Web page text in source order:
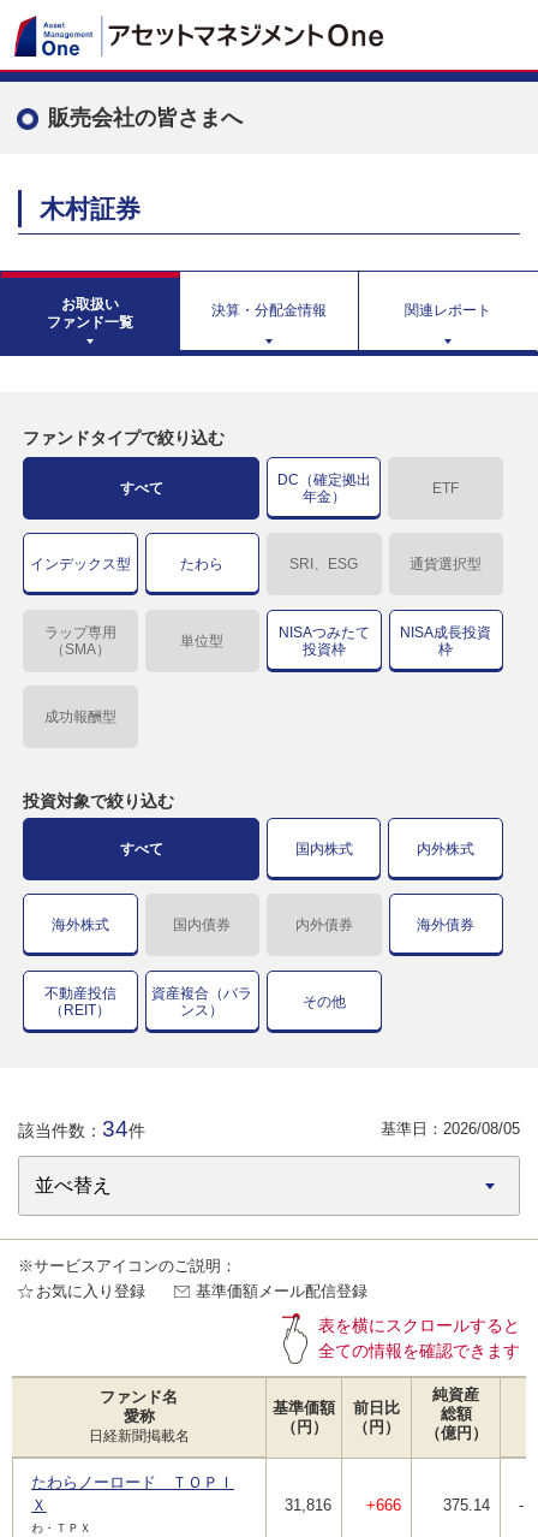
販売会社の皆さまへ
木村証券
お取扱い
ファンド一覧
決算・分配金情報 関連レポート
ファンドタイプで絞り込む
すべて
DC（確定拠出
年金）
ETF
インデックス型 たわら SRI、ESG 通貨選択型
ラップ専用
（SMA）
単位型
NISAつみたて
投資枠
NISA成長投資
枠
成功報酬型
投資対象で絞り込む
すべて 国内株式 内外株式
海外株式 国内債券 内外債券 海外債券
不動産投信
（REIT）
資産複合（バラ
ンス）
その他
該当件数： 34件 基準日： 2026/08/05
※サービスアイコンのご説明：
お気に入り登録
基準価額メール配信登録
表を横にスクロールすると
全ての情報を確認できます
ファンド名
愛称
日経新聞掲載名
基準価額
（円）
前日比
（円）
純資産
総額
（億円）
たわらノーロード ＴＯＰＩ
Ｘ
わ・ＴＰＸ
31,816 +666 375.14 -